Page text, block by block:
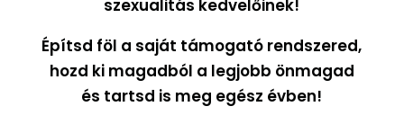
szexualitás kedvelőinek!
Építsd föl a saját támogató rendszered,
hozd ki magadból a legjobb önmagad
és tartsd is meg egész évben!